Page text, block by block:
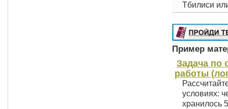
Тбилиси
Пример
Задача по
работы
условиях:
хранилось